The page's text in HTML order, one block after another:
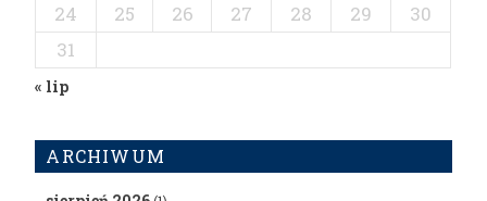
24
25 26 27 28 29
30
31
« lip
ARCHIWUM